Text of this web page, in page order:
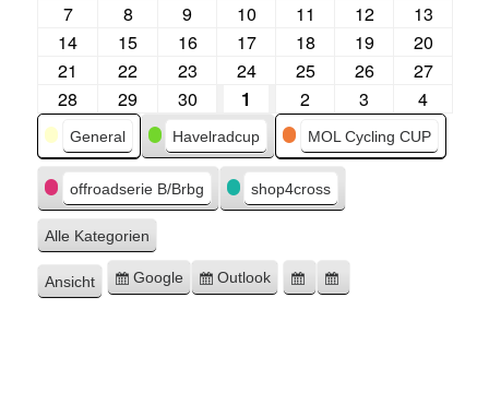
7
8 9 10 11 12
13
14
15 16 17 18 19
20
21
22 23 24 25 26
27
28
29 30 1 2 3 4
Kategorien
General Havelradcup MOL Cycling CUP
offroadserie B/Brbg shop4cross
Alle Kategorien
Ansicht ausdrucken
Eintragen
Google
Eintragen
Outlook
Google-